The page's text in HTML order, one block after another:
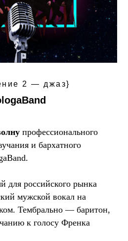
2 — джаз}
профессионального
и бархатного
российского рынка
мужской вокал на
Тембрально — баритон,
к голосу Френка